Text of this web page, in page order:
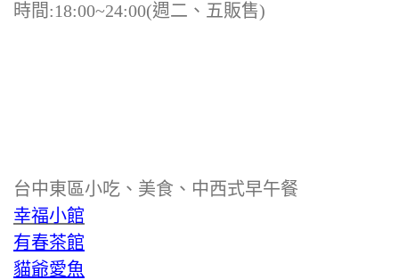
時間:18:00~24:00(週二、五販售)
台中東區小吃、美食、中西式早午餐
幸福小館
有春茶館
貓爺愛魚